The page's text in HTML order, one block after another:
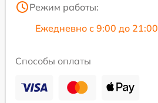
Режим работы:
Ежедневно с 9:00 до 21:00
Способы оплаты